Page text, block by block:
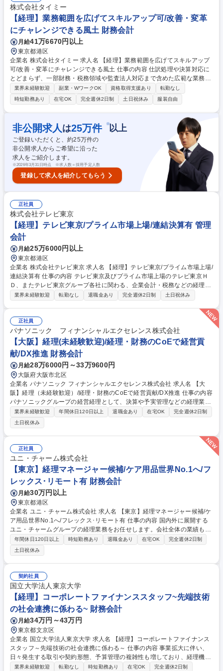
体は業界を代表する音楽プロダクション関係者が理事を務めているため、
関係各所での丁寧な対応や、団体の事業推進につながる調整などが重要と
なります。 募集職種 【経理】年間休日130日/音楽・エンタメ業界を支え
る非営利権利者団体
株式会社タイミー
【経理】業務範囲を広げてスキルアップ可/改善・変革
にチャレンジできる風土 財務会計
月給41万6670円以上
東京都港区
企業名 株式会社タイミー 求人名 【経理】業務範囲を広げてスキルアップ
可/改善・変革にチャレンジできる風土 仕事の内容 仕訳処理や決算対応に
とどまらず、一部財務・税務領域や監査法人対応まで含めた広範な業務を
担っています。経理としてより広いスキル・経験を積みたい方にとって、
非常に挑戦しがいのあるポジションです。 【業務内容】 ■月次決算業務■
四半期・年次決算補助■経費精算対応■発注申請等の事務処理 【希望・経
験に応じてチャレンジ可能な業務】 ■税務対応（税金計算含む）■監査法
人対応■有価証券報告書・計算書類等の開示資料作成■その他、業績管理や
業務改善プロジェクト など 募集職種 【経理】業務範囲を広げてスキルア
ップ可/改善・変革にチャレンジできる風土
業界未経験歓迎 副業・WワークOK 資格取得支援あり
転勤なし
時短勤務あり
在宅OK 完全週休2日制 土日祝休み 服装自由
非公開求人 は25万件 ※以上
ご登録いただくと、約25万件の
非公開求人からご希望に沿った
求人をご紹介します。
※2026年3月31日時点 ※求人数＝採用予定人数
登録して求人を紹介してもらう
正社員
株式会社テレビ東京
【経理】テレビ東京/プライム市場上場/連結決算有 管理
会計
月給25万6000円以上
東京都港区
企業名 株式会社テレビ東京 求人名 【経理】テレビ東京/プライム市場上場/
連結決算有 仕事の内容 テレビ東京及びプライム市場上場のテレビ東京Ｈ
Ｄ、またテレビ東京グループ各社に関わる、企業会計・税務などの経理業
務全般を担当していただきます。 ≪具体的な仕事内容≫●入金・支払い等
結納税） ●決算書類の作成（連結決算含む）●税金の納付 など ≪魅力≫●
プライム市場上場企業で会計・税務を経験できる ●幅広い業務を経験でき
るためキャリアアップにつながる ◎経験のない分野も挑戦可能。OJT形式
でしっかりフォローしますのでご安心ください。 募集職種 【経理】テレ
ビ東京/プライム市場上場/連結決算有
業界未経験歓迎 転勤なし 退職金あり 完全週休2日制 土日祝休み
正社員
パナソニック フィナンシャルエクセレンス株式会社
【大阪】経理(未経験歓迎)/経理・財務のCoEで経営貢
献/DX推進 財務会計
月給28万6000円～33万9600円
大阪府大阪市北区
企業名 パナソニック フィナンシャルエクセレンス株式会社 求人名 【大
阪】経理（未経験歓迎）/経理・財務のCoEで経営貢献/DX推進 仕事の内容
パナソニックグループの経営経理として、決算や予実管理などの経理業務
から、ＤＸ・ＡＩを活用した業務プロセス改善、経営管理の支援まで幅広
く担当。 ・経理・会計業務（決算、工場会計、予実・資金管理等） ・業
務プロセス改善（ＤＸ・ＡＩ活用の業務効率化） ・事業戦略支援（目標策
定の基礎業務等） ・内部統制、経営分析、経営管理など 専門性を高めな
がら、業務改善や周囲との連携においてリーダーシップを発揮し、将来的
にはチームを牽引する役割を担っていただきます。 募集職種 【大阪】経
理（未経験歓迎）/経理・財務のCoEで経営貢献/DX推進
業界未経験歓迎 年間休日120日以上 退職金あり 在宅OK
完全週休2日制
土日祝休み
正社員
ユニ・チャーム株式会社
【東京】経理マネージャー候補/ケア用品世界No.1へ/フ
レックス･リモート有 財務会計
月給30万円以上
東京都港区
企業名 ユニ・チャーム株式会社 求人名 【東京】経理マネージャー候補/ケ
ア用品世界No.1へ/フレックス･リモート有 仕事の内容 国内外に展開する
ユニ・チャームグループの経理業務をお任せします。会社全体の業績も好
調で事業規模が大きくなっており、経理財務のプロフェッショナルの需要
も高まる中で、チャレンジの機会が豊富にあります。 【具体的には】※ご
経験に応じて、以下の業務をお任せします※ ■連結決算業務(連結精算表、
連結キャッシュフロー作成等) ■監査対応、海外子会社の経理業務指導（資
金管理、決算業務等） ■単体決算業務（会計・税務・財務）■各種の開示
業務 ■国際税務業務 ■M&A等の業務 ■業務改善（IoT、デジタル化等）
【使用会計システム】基幹システム：SAP(S/4)、連結決算システム：DIV
A 募集職種 【東京】経理マネージャー候補/ケア用品世界No.1へ/フレック
ス･リモート有
年間休日120日以上 時短勤務あり 退職金あり 在宅OK
完全週休2日制
土日祝休み
契約社員
国立大学法人東京大学
【経理】コーポレートファイナンススタッフ~先端技術
の社会連携に係わる~ 財務会計
月給34万円～43万円
東京都文京区
企業名 国立大学法人東京大学 求人名 【経理】コーポレートファイナンス
スタッフ～先端技術の社会連携に係わる～ 仕事の内容 事業拡大に伴い、
日々発生する取引や契約形態、予算管理の複雑性も増しており、経理機能
の強化が急務となっています。国の研究プロジェクト等、一般的な事業会
業界未経験歓迎 転勤なし 時短勤務あり 在宅OK
完全週休2日制